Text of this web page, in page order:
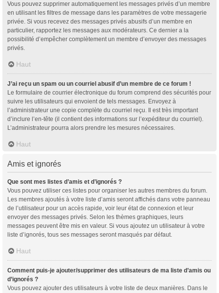
Vous pouvez supprimer automatiquement les messages privés d’un membre
en utilisant les filtres de message dans les paramètres de votre messagerie
privée. Si vous recevez des messages privés abusifs d’un membre en
particulier, rapportez les messages aux modérateurs. Ce dernier a la
possibilité d’empêcher complètement un membre d’envoyer des messages
privés.
Haut
J’ai reçu un spam ou un courriel abusif d’un membre de ce forum !
Le formulaire de courrier électronique du forum comprend des sécurités pour
suivre les utilisateurs qui envoient de tels messages. Envoyez à
l’administrateur une copie complète du courriel reçu. Il est très important
d’inclure l’en-tête (il contient des informations sur l’expéditeur du courriel).
L’administrateur pourra alors prendre les mesures nécessaires.
Haut
Amis et ignorés
Que sont mes listes d’amis et d’ignorés ?
Vous pouvez utiliser ces listes pour organiser les autres membres du forum.
Les membres ajoutés à votre liste d’amis seront affichés dans votre panneau
de l’utilisateur pour un accès rapide, voir leur état de connexion et leur
envoyer des messages privés. Selon les thèmes graphiques, leurs
messages peuvent être mis en valeur. Si vous ajoutez un utilisateur à votre
liste d’ignorés, tous ses messages seront masqués par défaut.
Haut
Comment puis-je ajouter/supprimer des utilisateurs de ma liste d’amis ou
d’ignorés ?
Vous pouvez ajouter des utilisateurs à votre liste de deux manières. Dans le